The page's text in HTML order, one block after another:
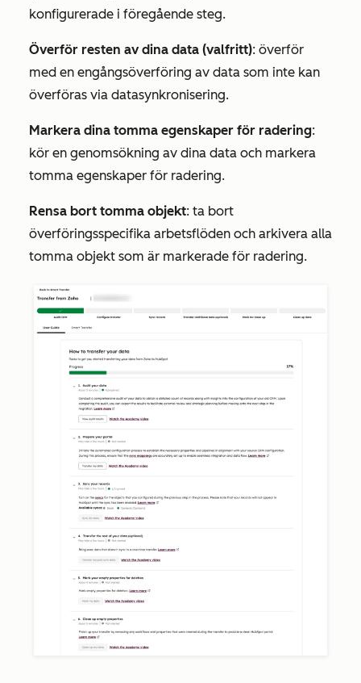
konfigurerade i föregående steg.
Överför resten av dina data (valfritt): överför
med en engångsöverföring av data som inte kan
överföras via datasynkronisering.
Markera dina tomma egenskaper för radering:
kör en genomsökning av dina data och markera
tomma egenskaper för radering.
Rensa bort tomma objekt: ta bort
överföringsspecifika arbetsflöden och arkivera alla
tomma objekt som är markerade för radering.